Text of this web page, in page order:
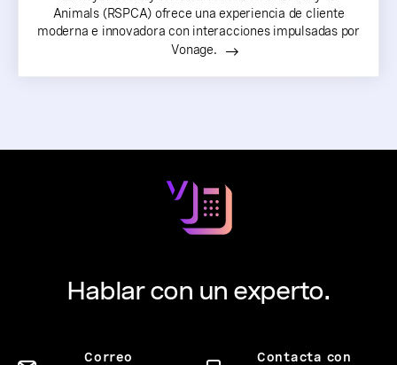
Animals (RSPCA) ofrece una experiencia de cliente
moderna e innovadora con interacciones impulsadas por
Vonage.
Hablar con un experto.
Correo
Contacta con